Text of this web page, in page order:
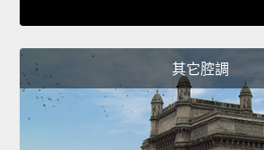
其它腔調